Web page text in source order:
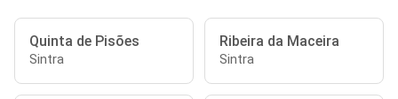
Quinta de Pisões
Sintra
Ribeira da Maceira
Sintra